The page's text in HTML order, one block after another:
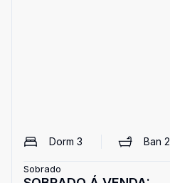
Dorm 3 Ban2
Sobrado